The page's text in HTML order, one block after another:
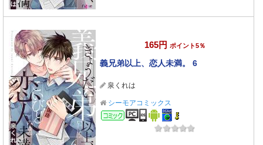
165円 ポイント5％
義兄弟以上、恋人未満。 6
泉くれは
シーモアコミックス
コミック